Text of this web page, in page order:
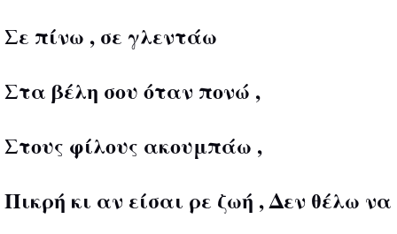
Σε πίνω , σε γλεντάω
Στα βέλη σου όταν πονώ ,
Στους φίλους ακουμπάω ,
Πικρή κι αν είσαι ρε ζωή , Δεν θέλω